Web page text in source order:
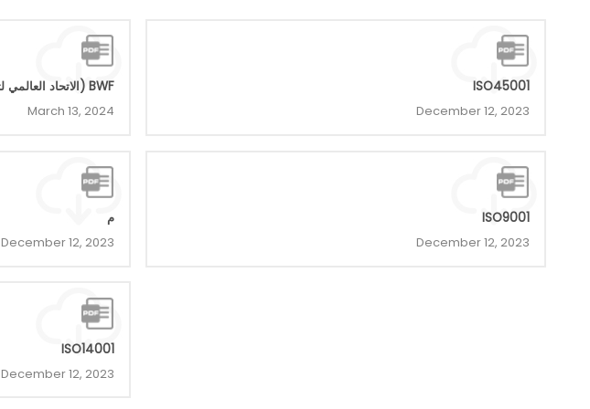
BWF (الاتحاد العالمي لتنس الريشة)
March 13, 2024
ISO45001
December 12, 2023
م
December 12, 2023
ISO9001
December 12, 2023
ISO14001
December 12, 2023